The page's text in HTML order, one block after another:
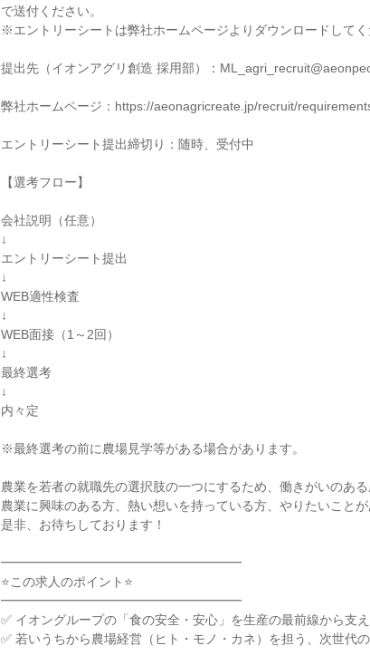
で送付ください。
※エントリーシートは弊社ホームページよりダウンロードしてく
提出先（イオンアグリ創造 採用部）：
弊社ホームページ：https://aeonagricreate.jp/recruit/
エントリーシート提出締切り：随時、受付中
【選考フロー】
会社説明（任意）
↓
エントリーシート提出
↓
WEB適性検査
↓
WEB面接（1～2回）
↓
最終選考
↓
内々定
※最終選考の前に農場見学等がある場合があります。
農業を若者の就職先の選択肢の一つにするため、働きがいのあ
農業に興味のある方、熱い想いを持っている方、やりたいこと
是非、お待ちしております！
━━━━━━━━━━━━━━━━━━━
⭐この求人のポイント⭐
━━━━━━━━━━━━━━━━━━━
✅ イオングループの「食の安全・安心」を生産の最前線から支
✅ 若いうちから農場経営（ヒト・モノ・カネ）を担う、次世代